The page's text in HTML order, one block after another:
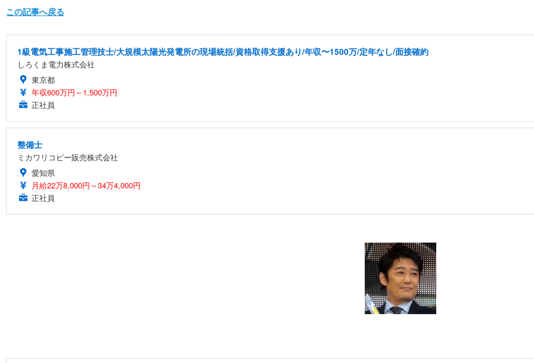
この記事へ戻る
1級電気工事施工管理技士/大規模太陽光発電所の現場統括/資格取得支援あり/年収〜1500万/定年なし/面接確約
しろくま電力株式会社
東京都
年収600万円～1,500万円
正社員
整備士
ミカワリコピー販売株式会社
愛知県
月給22万8,000円～34万4,000円
正社員